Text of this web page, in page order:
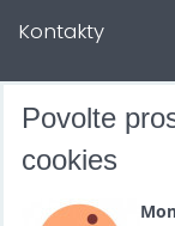
Kontakty
DALŠÍ
Povolte
cookies